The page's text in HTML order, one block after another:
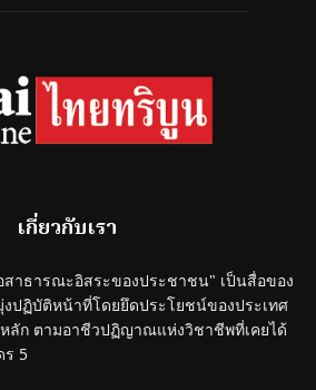
เกี่ยวกับเรา
าธารณะอิสระของประชาชน" เป็นสื่อของ
ปฏิบัติหน้าที่โดยยึดประโยชน์ของประเทศ
ลัก ตามอาชีวปฏิญาณแห่งวิชาชีพที่เคยได้
ร 5